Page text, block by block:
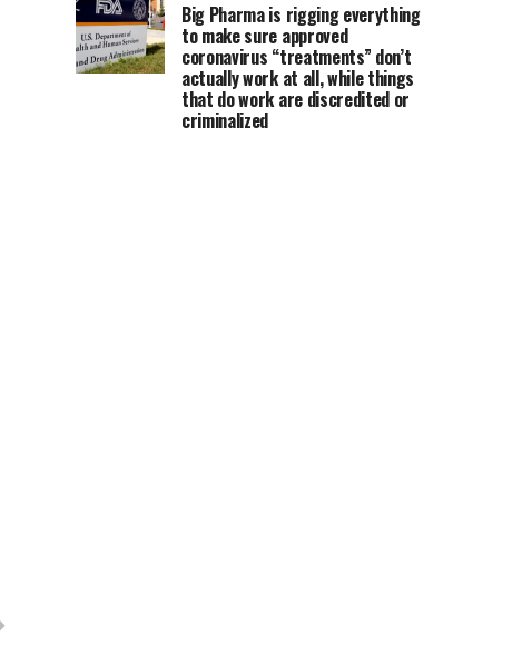
Big Pharma is rigging everything
to make sure approved
coronavirus “treatments” don’t
actually work at all, while things
that do work are discredited or
criminalized